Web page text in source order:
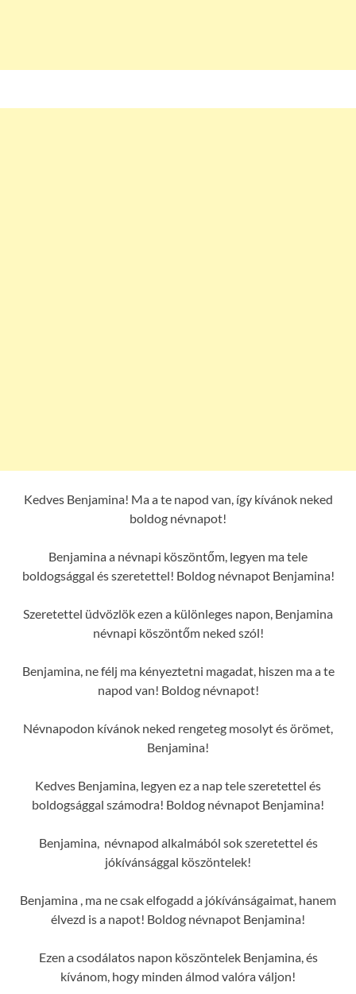
Kedves Benjamina! Ma a te napod van, így kívánok neked
boldog névnapot!
Benjamina a névnapi köszöntőm, legyen ma tele
boldogsággal és szeretettel! Boldog névnapot Benjamina!
Szeretettel üdvözlök ezen a különleges napon, Benjamina
névnapi köszöntőm neked szól!
Benjamina, ne félj ma kényeztetni magadat, hiszen ma a te
napod van! Boldog névnapot!
Névnapodon kívánok neked rengeteg mosolyt és örömet,
Benjamina!
Kedves Benjamina, legyen ez a nap tele szeretettel és
boldogsággal számodra! Boldog névnapot Benjamina!
Benjamina, névnapod alkalmából sok szeretettel és
jókívánsággal köszöntelek!
Benjamina , ma ne csak elfogadd a jókívánságaimat, hanem
élvezd is a napot! Boldog névnapot Benjamina!
Ezen a csodálatos napon köszöntelek Benjamina, és
kívánom, hogy minden álmod valóra váljon!